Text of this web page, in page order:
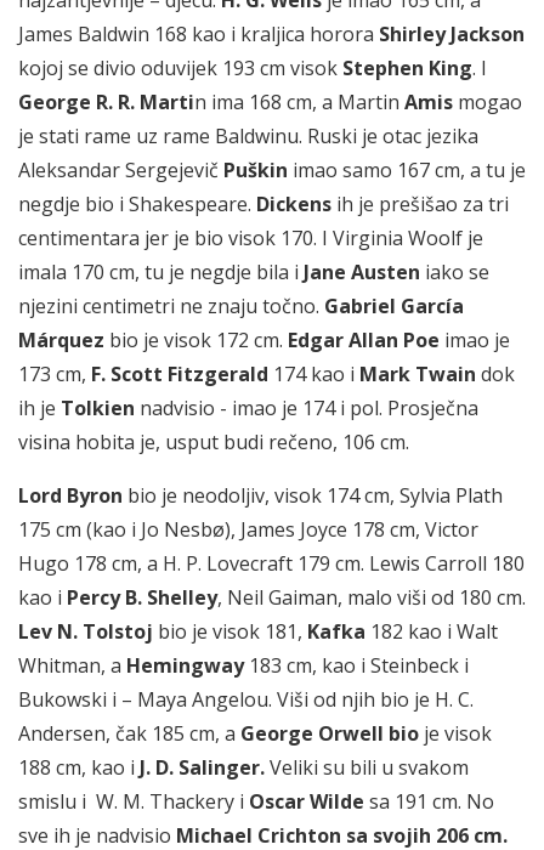
James Baldwin 168 kao i kraljica horora Shirley Jackson
kojoj se divio oduvijek 193 cm visok Stephen King. I
George R. R. Martin ima 168 cm, a Martin Amis mogao
je stati rame uz rame Baldwinu. Ruski je otac jezika
Aleksandar Sergejevič Puškin imao samo 167 cm, a tu je
negdje bio i Shakespeare. Dickens ih je prešišao za tri
centimentara jer je bio visok 170. I Virginia Woolf je
imala 170 cm, tu je negdje bila i Jane Austen iako se
njezini centimetri ne znaju točno. Gabriel García
Márquez bio je visok 172 cm. Edgar Allan Poe imao je
173 cm, F. Scott Fitzgerald 174 kao i Mark Twain dok
ih je Tolkien nadvisio - imao je 174 i pol. Prosječna
visina hobita je, usput budi rečeno, 106 cm.
Lord Byron bio je neodoljiv, visok 174 cm, Sylvia Plath
175 cm (kao i Jo Nesbø), James Joyce 178 cm, Victor
Hugo 178 cm, a H. P. Lovecraft 179 cm. Lewis Carroll 180
kao i Percy B. Shelley, Neil Gaiman, malo viši od 180 cm.
Lev N. Tolstoj bio je visok 181, Kafka 182 kao i Walt
Whitman, a Hemingway183 cm, kao i Steinbeck i
Bukowski i – Maya Angelou. Viši od njih bio je H. C.
Andersen, čak 185 cm, a George Orwell bio je visok
188 cm, kao i J. D. Salinger.Veliki su bili u svakom
smislu i W. M. Thackery i Oscar Wilde sa 191 cm. No
sve ih je nadvisio Michael Crichton sa svojih 206 cm.